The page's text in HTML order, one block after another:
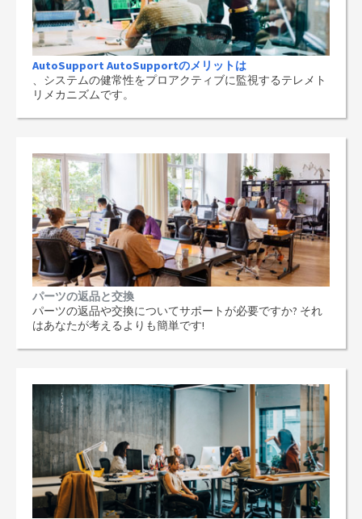
AutoSupport AutoSupportのメリットは
、システムの健常性をプロアクティブに監視するテレメト
リメカニズムです。
パーツの返品と交換
パーツの返品や交換についてサポートが必要ですか? それ
はあなたが考えるよりも簡単です!